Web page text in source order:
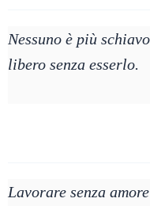
Nessuno è più
libero senza esserlo.
Lavorare senza